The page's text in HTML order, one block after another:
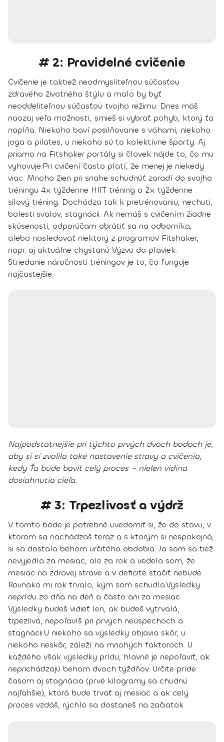
# 2: Pravidelné cvičenie
Cvičenie je taktiež neodmysliteľnou súčasťou
zdravého životného štýlu a malo by byť
neoddeliteľnou súčasťou tvojho režimu. Dnes máš
naozaj veľa možností, smieš si vybrať pohyb, ktorý ťa
napĺňa. Niekoho baví posilňovanie s váhami, niekoho
joga a pilates, u niekoho sú to kolektívne športy. Aj
priamo na Fitshaker portály si človek nájde to, čo mu
vyhovuje.Pri cvičení často platí, že menej je niekedy
viac. Mnoho žien pri snahe schudnúť zaradí do svojho
tréningu 4x týždenne HIIT tréning a 2x týždenne
silový tréning. Dochádza tak k pretrénovaniu, nechuti,
bolesti svalov, stagnácii. Ak nemáš s cvičením žiadne
skúsenosti, odporúčam obrátiť sa na odborníka,
alebo nasledovať niektorý z programov Fitshaker,
napr. aj aktuálne chystanú Výzvu do plaviek.
Striedanie náročnosti tréningov je to, čo funguje
najčastejšie.
Najpodstatnejšie pri týchto prvých dvoch bodoch je,
aby si si zvolila také nastavenie stravy a cvičenia,
kedy Ťa bude baviť celý proces – nielen vidina
dosiahnutia cieľa.
# 3: Trpezlivosť a výdrž
V tomto bode je potrebné uvedomiť si, že do stavu, v
ktorom sa nachádzaš teraz a s ktorým si nespokojná,
si sa dostala behom určitého obdobia. Ja som sa tiež
nevyjedla za mesiac, ale za rok a vedela som, že
mesiac na zdravej strave a v deficite stačiť nebude.
Rovnako mi rok trvalo, kým som schudla.Výsledky
neprídu zo dňa na deň a často ani za mesiac.
Výsledky budeš vidieť len, ak budeš vytrvalá,
trpezlivá, nepoľavíš pri prvých neúspechoch a
stagnácii.U niekoho sa výsledky objavia skôr, u
niekoho neskôr, záleží na mnohých faktoroch. U
každého však výsledky prídu, hlavné je nepoľaviť, ak
neprichádzajú behom dvoch týždňov. Určite príde
časom aj stagnácia (prvé kilogramy sa chudnú
najľahšie), ktorá bude trvať aj mesiac a ak celý
proces vzdáš, rýchlo sa dostaneš na začiatok.